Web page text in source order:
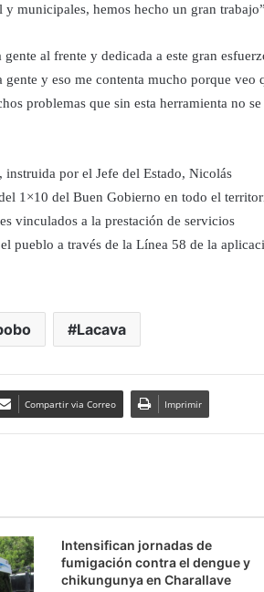
municipales, hemos hecho un gran
al frente y dedicada a este gran
y eso me contenta mucho porque veo
problemas que sin esta herramienta no se
instruida por el Jefe del Estado, Nicolás
1×10 del Buen Gobierno en todo el
vinculados a la prestación de servicios
pueblo a través de la Línea 58 de la
Lacava
Compartir via Correo Imprimir
Intensifican jornadas de
fumigación contra el dengue y
chikungunya en Charallave